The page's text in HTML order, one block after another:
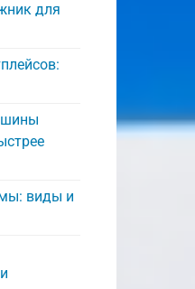
для
шины
виды и